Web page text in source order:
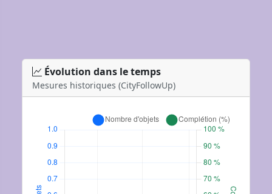
Évolution dans le temps
Mesures historiques (CityFollowUp)